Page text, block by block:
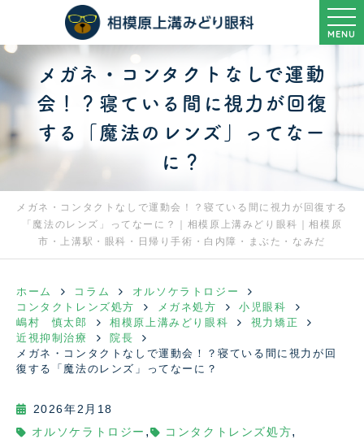
MENU
メガネ・コンタクトなしで運動
会！？寝ている間に視力が回復
する「魔法のレンズ」ってなー
に？
メガネ・コンタクトなしで運動会！？寝ている間に視力が回復する
「魔法のレンズ」ってなーに？｜相模原上溝みどり眼科｜相模原
市・上溝駅・眼科・日帰り手術・白内障・まぶた・なみだ
ホーム コラム
オルソケラトロジー
コンタクトレンズ処方
メガネ処方
小児眼科
嶋村 慎太郎
相模原上溝みどり眼科
視力矯正
近視抑制治療
院長
メガネ・コンタクトなしで運動会！？寝ている間に視力が回
復する「魔法のレンズ」ってなーに？
2026年2月18
オルソケラトロジー , コンタクトレンズ処方,